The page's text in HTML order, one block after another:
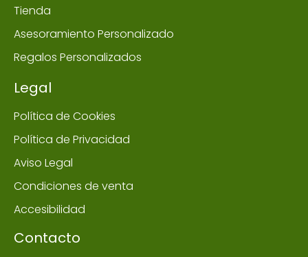
Tienda
Asesoramiento Personalizado
Regalos Personalizados
Legal
Política de Cookies
Política de Privacidad
Aviso Legal
Condiciones de venta
Accesibilidad
Contacto